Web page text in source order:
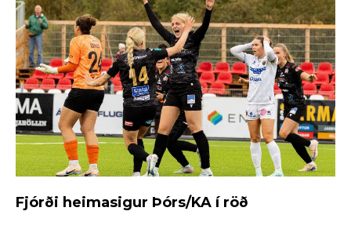
Fjórði heimasigur Þórs/KA í röð